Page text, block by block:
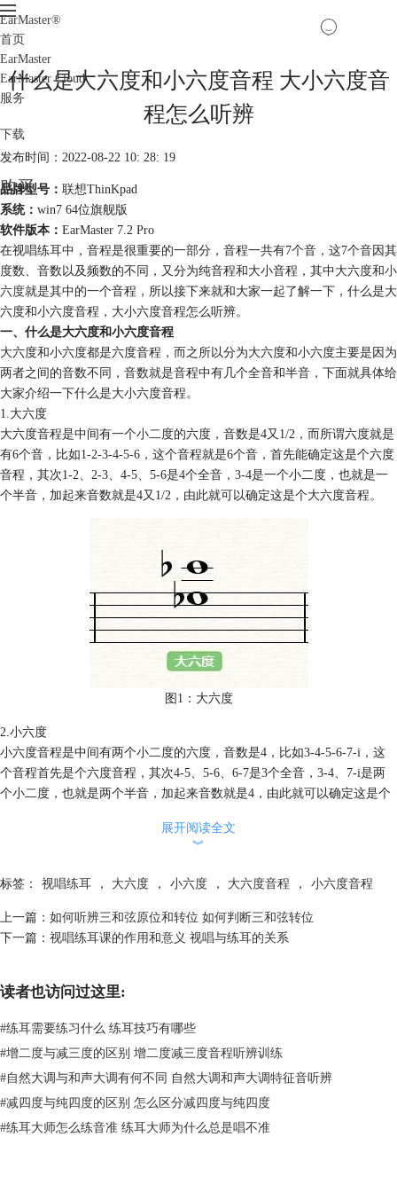
EarMaster®
首页
EarMaster
EarMaster Cloud
服务
下载
购买
什么是大六度和小六度音程 大小六度音
程怎么听辨
发布时间：2022-08-22 10: 28: 19
品牌型号： 联想ThinKpad
系统： win7 64位旗舰版
软件版本： EarMaster 7.2 Pro
在视唱练耳中，音程是很重要的一部分，音程一共有7个音，这7个音因其
度数、音数以及频数的不同，又分为纯音程和大小音程，其中大六度和小
六度就是其中的一个音程，所以接下来就和大家一起了解一下，什么是大
六度和小六度音程，大小六度音程怎么听辨。
一、什么是大六度和小六度音程
大六度和小六度都是六度音程，而之所以分为大六度和小六度主要是因为
两者之间的音数不同，音数就是音程中有几个全音和半音，下面就具体给
大家介绍一下什么是大小六度音程。
1.大六度
大六度音程是中间有一个小二度的六度，音数是4又1/2，而所谓六度就是
有6个音，比如1-2-3-4-5-6，这个音程就是6个音，首先能确定这是个六度
音程，其次1-2、2-3、4-5、5-6是4个全音，3-4是一个小二度，也就是一
个半音，加起来音数就是4又1/2，由此就可以确定这是个大六度音程。
图1：大六度
2.小六度
小六度音程是中间有两个小二度的六度，音数是4，比如3-4-5-6-7-i，这
个音程首先是个六度音程，其次4-5、5-6、6-7是3个全音，3-4、7-i是两
个小二度，也就是两个半音，加起来音数就是4，由此就可以确定这是个
二、大小六度音程怎么听辨
有很多的小伙伴在乐理上可以分清楚什么是大六度以及小六度，可是在视
联想听辨法进行六度音程的听辨学习。
1.大六度
大六度音程听起来是比较宽广明亮的，又因为属于协和音程所以听起来还
展开阅读全文
︾
标签： 视唱练耳 ， 大六度 ， 小六度 ， 大六度音程 ， 小六度音程
上一篇： 如何听辨三和弦原位和转位 如何判断三和弦转位
下一篇： 视唱练耳课的作用和意义 视唱与练耳的关系
读者也访问过这里:
#练耳需要练习什么 练耳技巧有哪些
#增二度与减三度的区别 增二度减三度音程听辨训练
#自然大调与和声大调有何不同 自然大调和声大调特征音听辨
#减四度与纯四度的区别 怎么区分减四度与纯四度
#练耳大师怎么练音准 练耳大师为什么总是唱不准